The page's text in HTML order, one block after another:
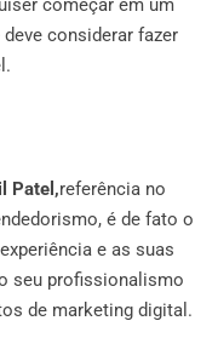
começar em um
considerar fazer
Patel,referência no
é de fato o
e as suas
seu profissionalismo
de marketing digital.